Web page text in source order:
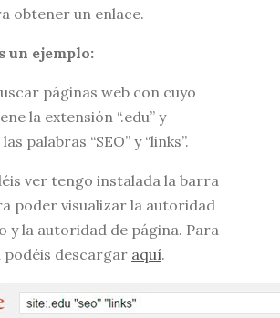
obtener un enlace.
un ejemplo:
páginas web con cuyo
la extensión “.edu” y
palabras “SEO” y “links”.
ver tengo instalada la barra
poder visualizar la autoridad
y la autoridad de página. Para
podéis descargar aquí.